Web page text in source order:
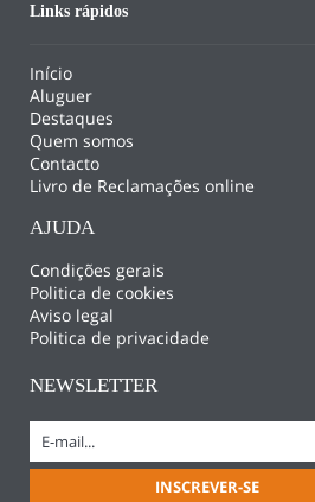
Links rápidos
Início
Aluguer
Destaques
Quem somos
Contacto
Livro de Reclamações online
AJUDA
Condições gerais
Politica de cookies
Aviso legal
Politica de privacidade
NEWSLETTER